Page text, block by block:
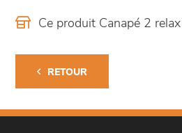
Ce produit Canapé 2
RETOUR